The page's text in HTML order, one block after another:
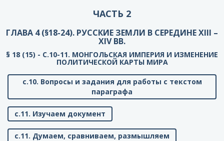
ЧАСТЬ 2
ГЛАВА 4 (§18-24). РУССКИЕ ЗЕМЛИ В СЕРЕДИНЕ XIII –
XIV ВВ.
§ 18 (15) - C.10-11. МОНГОЛЬСКАЯ ИМПЕРИЯ И ИЗМЕНЕНИЕ
ПОЛИТИЧЕСКОЙ КАРТЫ МИРА
с.10. Вопросы и задания для работы с текстом
параграфа
с.11. Изучаем документ
с.11. Думаем, сравниваем, размышляем